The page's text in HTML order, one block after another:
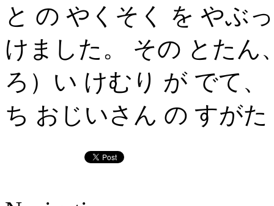
と の やくそく を やぶ
けました。 その とたん
ろ）い けむり が でて
ち おじいさん の すが